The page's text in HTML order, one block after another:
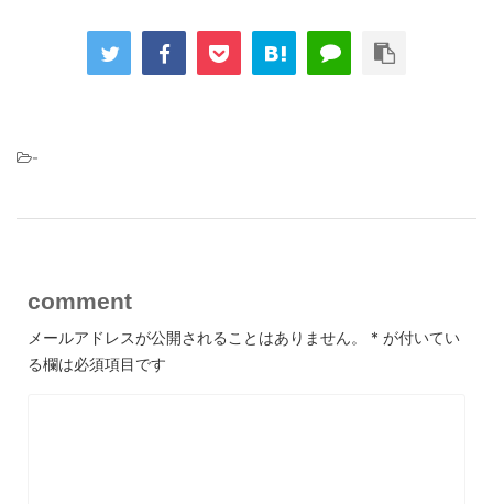
-
comment
メールアドレスが公開されることはありません。 * が付いてい
る欄は必須項目です